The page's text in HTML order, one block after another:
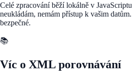
Celé zpracování běží lokálně v
neukládám, nemám přístup k vašim
bezpečné.
📚
Víc o XML porovnávání